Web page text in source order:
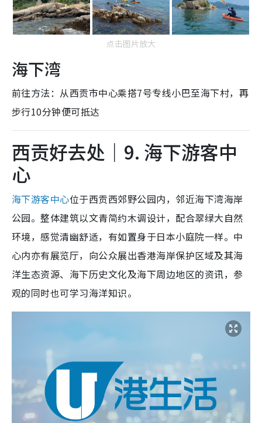
点击图片放大
海下湾
前往方法：从西贡市中心乘搭7号专线小巴至海下村，再
步行10分钟便可抵达
西贡好去处｜9. 海下游客中
心
海下游客中心位于西贡西郊野公园内，邻近海下湾海岸
公园。整体建筑以文青简约木调设计，配合翠绿大自然
环境，感觉清幽舒适，有如置身于日本小庭院一样。中
心内亦有展览厅，向公众展出香港海岸保护区域及其海
洋生态资源、海下历史文化及海下周边地区的资讯，参
观的同时也可学习海洋知识。